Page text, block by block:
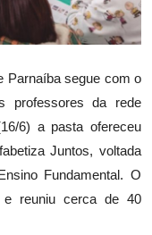
Parnaíba segue com o
professores da rede
6) a pasta ofereceu
Juntos, voltada
Fundamental. O
reuniu cerca de 40